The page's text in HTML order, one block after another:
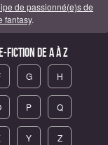
de passionné(e)s de
fantasy.
fiction de A à Z
G H
P Q
Y Z